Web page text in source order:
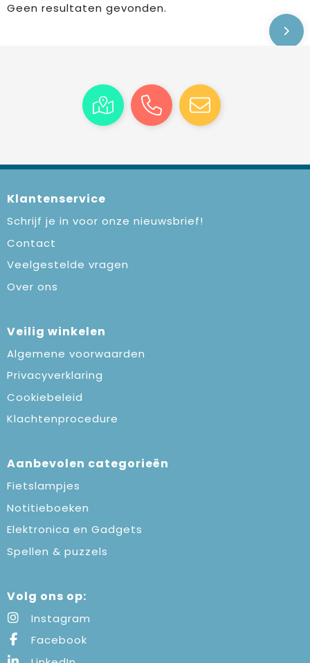
Geen resultaten gevonden.
Klantenservice
Schrijf je in voor onze nieuwsbrief!
Contact
Veelgestelde vragen
Over ons
Veilig winkelen
Algemene voorwaarden
Privacyverklaring
Cookiebeleid
Klachtenprocedure
Aanbevolen categorieën
Fietslampjes
Notitieboeken
Elektronica en Gadgets
Spellen & puzzels
Volg ons op:
Instagram
Facebook